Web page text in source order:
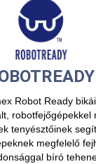
Robot Ready
robotfejőgépekkel
tenyésztőinek
megfelelő
bíró